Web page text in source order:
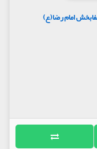
امام رضا(ع)